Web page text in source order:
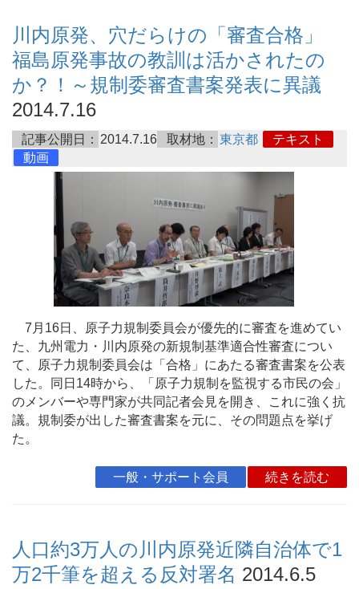
川内原発、穴だらけの「審査合格」
福島原発事故の教訓は活かされたの
か？！～規制委審査書案発表に異議
2014.7.16
記事公開日： 2014.7.16 取材地： 東京都
テキスト
動画
7月16日、原子力規制委員会が優先的に審査を進めてい
た、九州電力・川内原発の新規制基準適合性審査につい
て、原子力規制委員会は「合格」にあたる審査書案を公表
した。同日14時から、「原子力規制を監視する市民の会」
のメンバーや専門家が共同記者会見を開き、これに強く抗
議。規制委が出した審査書案を元に、その問題点を挙げ
た。
一般・サポート会員 続きを読む
人口約3万人の川内原発近隣自治体で1
万2千筆を超える反対署名 2014.6.5